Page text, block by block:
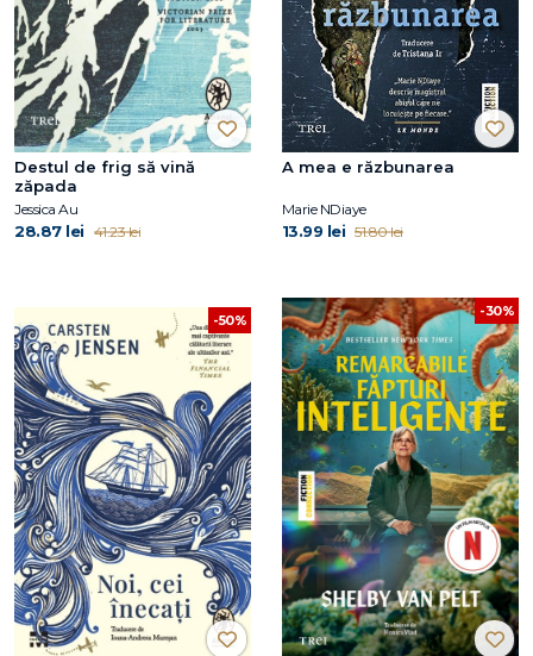
Destul de frig să vină
zăpada
Jessica Au
28.87 lei 41.23 lei
A mea e răzbunarea
Marie NDiaye
13.99 lei 51.80 lei
-50%
-30%